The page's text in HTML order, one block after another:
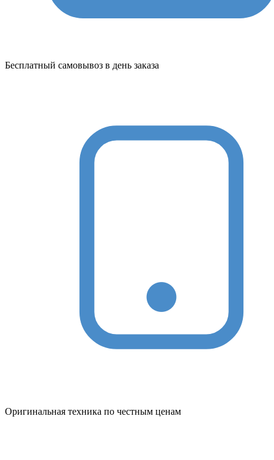
Бесплатный самовывоз в день заказа
Оригинальная техника по честным ценам